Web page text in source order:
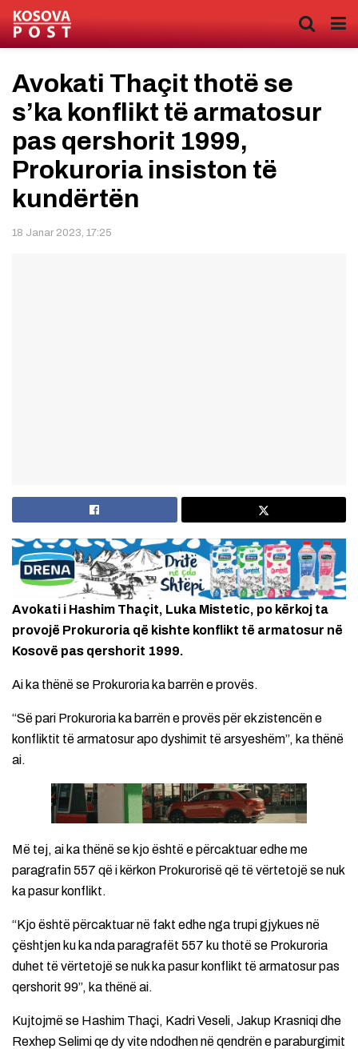
Avokati Thaçit thotë se
s’ka konflikt të armatosur
pas qershorit 1999,
Prokuroria insiston të
kundërtën
18 Janar 2023, 17:25
Avokati i Hashim Thaçit, Luka Mistetic, po kërkoj ta
provojë Prokuroria që kishte konflikt të armatosur në
Kosovë pas qershorit 1999.
Ai ka thënë se Prokuroria ka barrën e provës.
“Së pari Prokuroria ka barrën e provës për ekzistencën e
konfliktit të armatosur apo dyshimit të arsyeshëm”, ka thënë
ai.
Më tej, ai ka thënë se kjo është e përcaktuar edhe me
paragrafin 557 që i kërkon Prokurorisë që të vërtetojë se nuk
ka pasur konflikt.
“Kjo është përcaktuar në fakt edhe nga trupi gjykues në
çështjen ku ka nda paragrafët 557 ku thotë se Prokuroria
duhet të vërtetojë se nuk ka pasur konflikt të armatosur pas
qershorit 99”, ka thënë ai.
Kujtojmë se Hashim Thaçi, Kadri Veseli, Jakup Krasniqi dhe
Rexhep Selimi qe dy vite ndodhen në qendrën e paraburgimit